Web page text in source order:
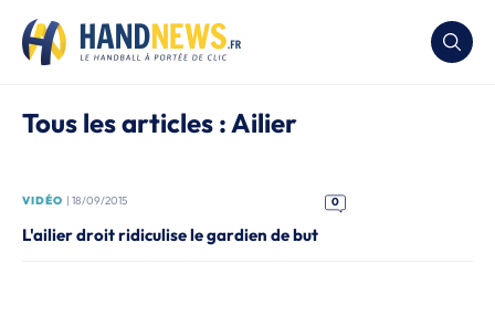
Tous les articles : Ailier
VIDÉO | 18/09/2015 0
L'ailier droit ridiculise le gardien de but